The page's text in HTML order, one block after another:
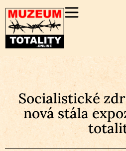
Socialistické
nová stála